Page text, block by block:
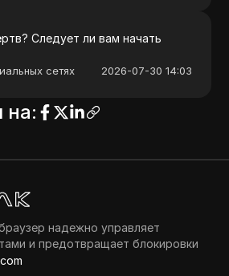
Следует ли вам начать
сетях 2026-07-30 14:03
на:
надежно управляет
и предотвращает блокировки